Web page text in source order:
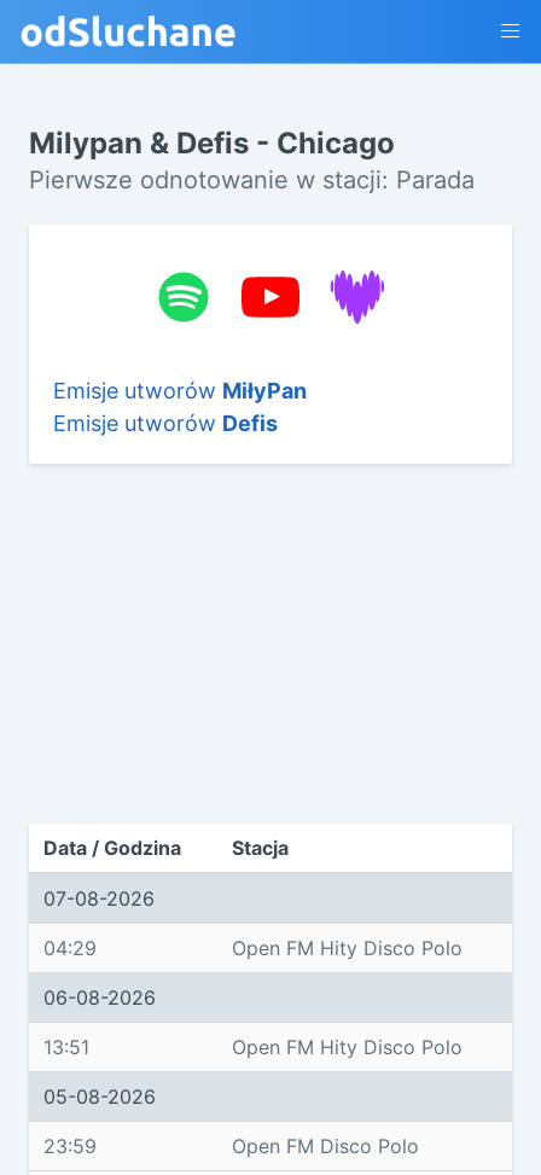
Milypan & Defis - Chicago
Pierwsze odnotowanie w stacji: Parada
Emisje utworów MiłyPan
Emisje utworów Defis
Data / Godzina Stacja
07-08-2026
04:29 Open FM Hity Disco Polo
06-08-2026
13:51 Open FM Hity Disco Polo
05-08-2026
23:59 Open FM Disco Polo